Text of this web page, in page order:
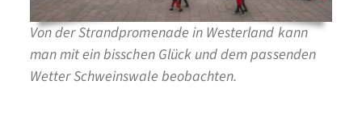
Von der Strandpromenade in Westerland kann
man mit ein bisschen Glück und dem passenden
Wetter Schweinswale beobachten.